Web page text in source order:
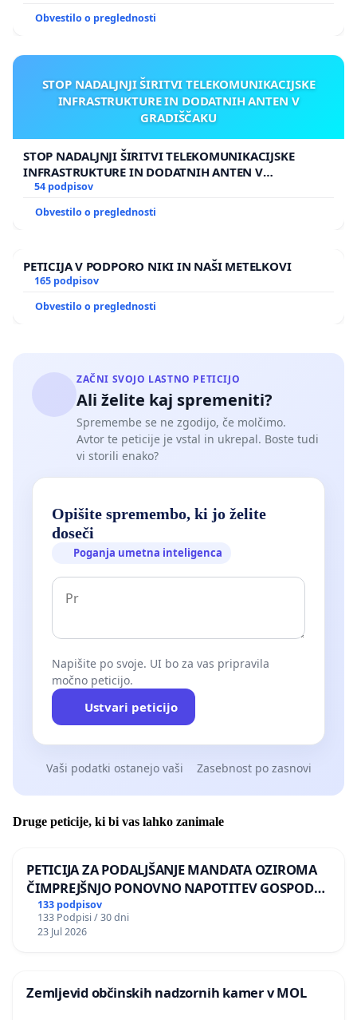
Obvestilo o preglednosti
STOP NADALJNJI ŠIRITVI TELEKOMUNIKACIJSKE
INFRASTRUKTURE IN DODATNIH ANTEN V
GRADIŠČAKU
STOP NADALJNJI ŠIRITVI TELEKOMUNIKACIJSKE
INFRASTRUKTURE IN DODATNIH ANTEN V
GRADIŠČAKU
54 podpisov
Obvestilo o preglednosti
PETICIJA V PODPORO NIKI IN NAŠI METELKOVI
165 podpisov
Obvestilo o preglednosti
ZAČNI SVOJO LASTNO PETICIJO
Ali želite kaj spremeniti?
Spremembe se ne zgodijo, če molčimo.
Avtor te peticije je vstal in ukrepal. Boste tudi
vi storili enako?
Opišite spremembo, ki jo želite
doseči
Poganja umetna inteligenca
Napišite po svoje. UI bo za vas pripravila
močno peticijo.
Ustvari peticijo
Vaši podatki ostanejo vaši Zasebnost po zasnovi
Druge peticije, ki bi vas lahko zanimale
PETICIJA ZA PODALJŠANJE MANDATA OZIROMA
ČIMPREJŠNJO PONOVNO NAPOTITEV GOSPODA
BERNARDA ŠRAJNERJA NA VELEPOSLANIŠTVO
REPUBLIKE SLOVENIJE V MOSKVI
133 podpisov
133 Podpisi / 30 dni
23 Jul 2026
Zemljevid občinskih nadzornih kamer v MOL